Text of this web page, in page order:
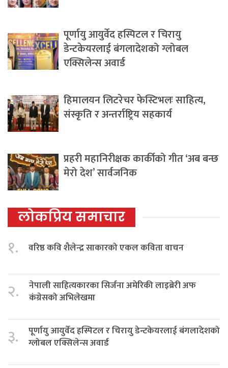
पूर्णायु आयुर्वेद हस्पिटल र चिरायु
डेन्टकेयरलाई बंगलादेशको ग्लोबल
एक्सिलेन्स अवार्ड
हिमालयन लिटरेचर फेस्टिभलः साहित्य,
संस्कृति र अन्तर्राष्ट्रिय सहकार्य
प्रहरी महानिरीक्षक कार्कीको गीत ‘अब बन्छ
मेरो देश’ सार्वजनिक
लोकप्रिय समाचार
१. वरिष्ठ कवि शैलेन्द्र साकारको एकल कविता वाचन
२.
नेपाली साहित्यकारका सिर्जना अमेरिकी लाइब्रेरी अफ
कंग्रेसको अभिलेखमा
३.
पूर्णायु आयुर्वेद हस्पिटल र चिरायु डेन्टकेयरलाई बंगलादेशको
ग्लोबल एक्सिलेन्स अवार्ड